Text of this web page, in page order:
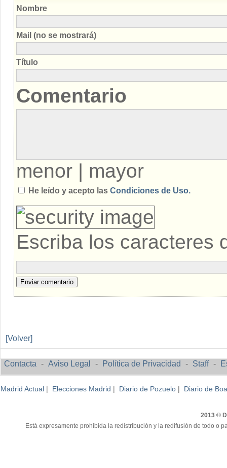
Nombre
Mail (no se mostrará)
Título
Comentario
menor | mayor
He leído y acepto las Condiciones de Uso.
Escriba los caracteres
Enviar comentario
[Volver]
Contacta - Aviso Legal - Política de Privacidad - Staff -
Madrid Actual | Elecciones Madrid | Diario de Pozuelo | Diario de
2013 ©
Está expresamente prohibida la redistribución y la redifusión de todo o